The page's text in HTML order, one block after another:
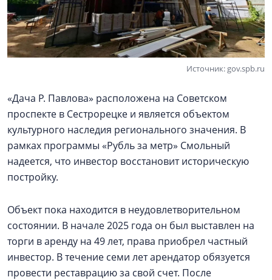
Источник: gov.spb.ru
«Дача Р. Павлова» расположена на Советском
проспекте в Сестрорецке и является объектом
культурного наследия регионального значения. В
рамках программы «Рубль за метр» Смольный
надеется, что инвестор восстановит историческую
постройку.
Объект пока находится в неудовлетворительном
состоянии. В начале 2025 года он был выставлен на
торги в аренду на 49 лет, права приобрел частный
инвестор. В течение семи лет арендатор обязуется
провести реставрацию за свой счет. После